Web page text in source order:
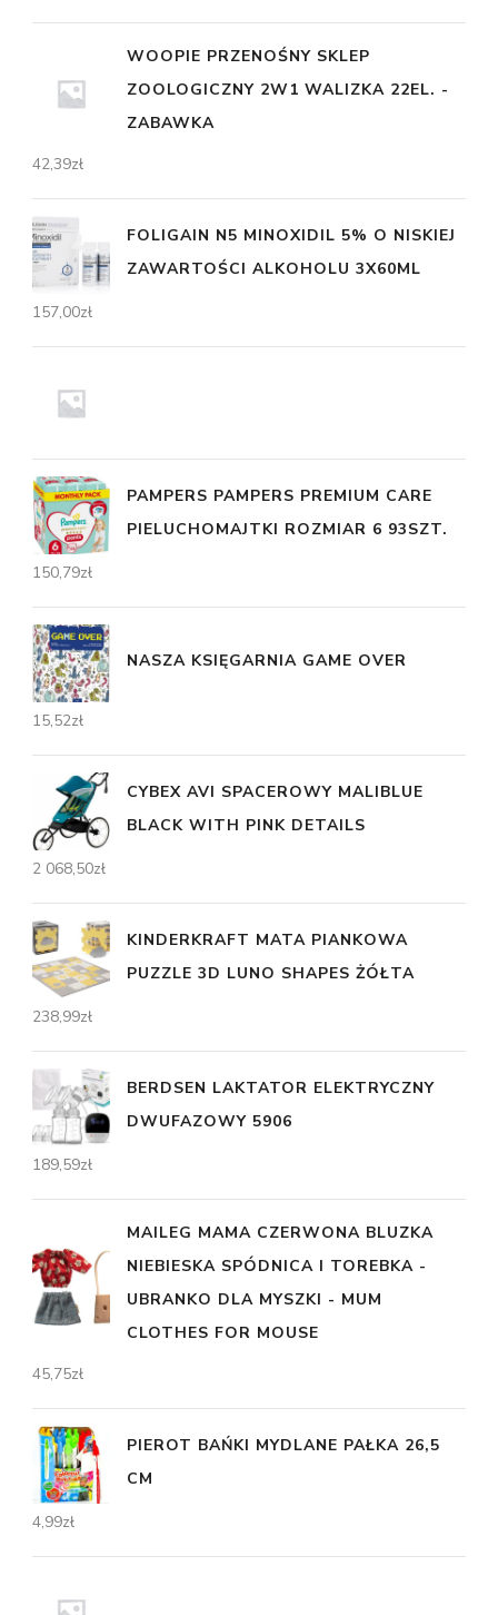
WOOPIE PRZENOŚNY SKLEP
ZOOLOGICZNY 2W1 WALIZKA 22EL. -
ZABAWKA
42,39zł
FOLIGAIN N5 MINOXIDIL 5% O NISKIEJ
ZAWARTOŚCI ALKOHOLU 3X60ML
157,00zł
PAMPERS PAMPERS PREMIUM CARE
PIELUCHOMAJTKI ROZMIAR 6 93SZT.
150,79zł
NASZA KSIĘGARNIA GAME OVER
15,52zł
CYBEX AVI SPACEROWY MALIBLUE
BLACK WITH PINK DETAILS
2 068,50zł
KINDERKRAFT MATA PIANKOWA
PUZZLE 3D LUNO SHAPES ŻÓŁTA
238,99zł
BERDSEN LAKTATOR ELEKTRYCZNY
DWUFAZOWY 5906
189,59zł
MAILEG MAMA CZERWONA BLUZKA
NIEBIESKA SPÓDNICA I TOREBKA -
UBRANKO DLA MYSZKI - MUM
CLOTHES FOR MOUSE
45,75zł
PIEROT BAŃKI MYDLANE PAŁKA 26,5
CM
4,99zł